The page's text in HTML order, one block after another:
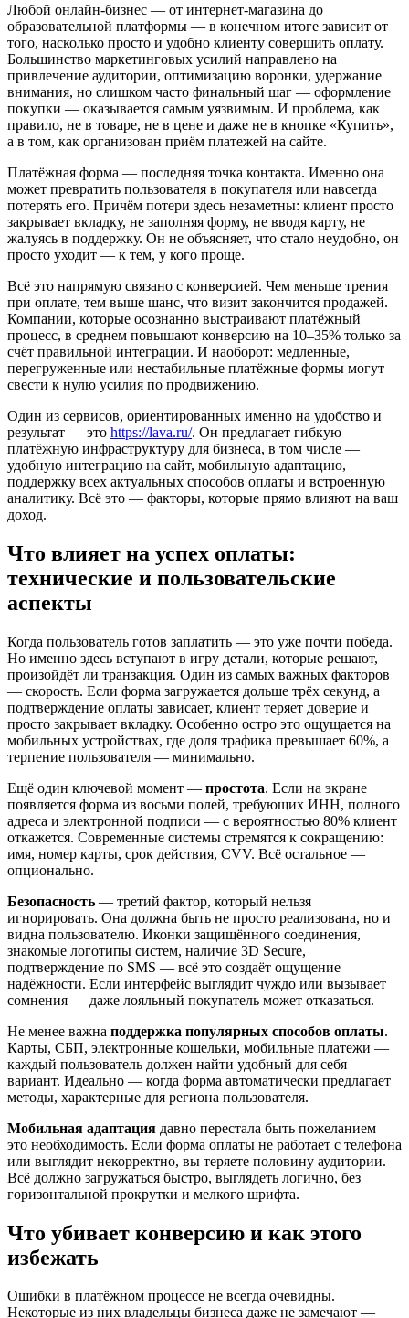
Любой онлайн-бизнес — от интернет-магазина до
образовательной платформы — в конечном итоге зависит от
того, насколько просто и удобно клиенту совершить оплату.
Большинство маркетинговых усилий направлено на
привлечение аудитории, оптимизацию воронки, удержание
внимания, но слишком часто финальный шаг — оформление
покупки — оказывается самым уязвимым. И проблема, как
правило, не в товаре, не в цене и даже не в кнопке «Купить»,
а в том, как организован приём платежей на сайте.
Платёжная форма — последняя точка контакта. Именно она
может превратить пользователя в покупателя или навсегда
потерять его. Причём потери здесь незаметны: клиент просто
закрывает вкладку, не заполняя форму, не вводя карту, не
жалуясь в поддержку. Он не объясняет, что стало неудобно, он
просто уходит — к тем, у кого проще.
Всё это напрямую связано с конверсией. Чем меньше трения
при оплате, тем выше шанс, что визит закончится продажей.
Компании, которые осознанно выстраивают платёжный
процесс, в среднем повышают конверсию на 10–35% только за
счёт правильной интеграции. И наоборот: медленные,
перегруженные или нестабильные платёжные формы могут
свести к нулю усилия по продвижению.
Один из сервисов, ориентированных именно на удобство и
результат — это https://lava.ru/. Он предлагает гибкую
платёжную инфраструктуру для бизнеса, в том числе —
удобную интеграцию на сайт, мобильную адаптацию,
поддержку всех актуальных способов оплаты и встроенную
аналитику. Всё это — факторы, которые прямо влияют на ваш
доход.
Что влияет на успех оплаты:
технические и пользовательские
аспекты
Когда пользователь готов заплатить — это уже почти победа.
Но именно здесь вступают в игру детали, которые решают,
произойдёт ли транзакция. Один из самых важных факторов
— скорость. Если форма загружается дольше трёх секунд, а
подтверждение оплаты зависает, клиент теряет доверие и
просто закрывает вкладку. Особенно остро это ощущается на
мобильных устройствах, где доля трафика превышает 60%, а
терпение пользователя — минимально.
Ещё один ключевой момент — простота. Если на экране
появляется форма из восьми полей, требующих ИНН, полного
адреса и электронной подписи — с вероятностью 80% клиент
откажется. Современные системы стремятся к сокращению:
имя, номер карты, срок действия, CVV. Всё остальное —
опционально.
Безопасность — третий фактор, который нельзя
игнорировать. Она должна быть не просто реализована, но и
видна пользователю. Иконки защищённого соединения,
знакомые логотипы систем, наличие 3D Secure,
подтверждение по SMS — всё это создаёт ощущение
надёжности. Если интерфейс выглядит чуждо или вызывает
сомнения — даже лояльный покупатель может отказаться.
Не менее важна поддержка популярных способов оплаты.
Карты, СБП, электронные кошельки, мобильные платежи —
каждый пользователь должен найти удобный для себя
вариант. Идеально — когда форма автоматически предлагает
методы, характерные для региона пользователя.
Мобильная адаптация давно перестала быть пожеланием —
это необходимость. Если форма оплаты не работает с телефона
или выглядит некорректно, вы теряете половину аудитории.
Всё должно загружаться быстро, выглядеть логично, без
горизонтальной прокрутки и мелкого шрифта.
Что убивает конверсию и как этого
избежать
Ошибки в платёжном процессе не всегда очевидны.
Некоторые из них владельцы бизнеса даже не замечают —